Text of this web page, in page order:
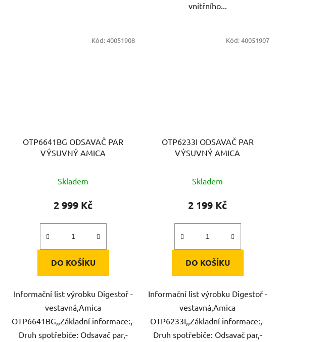
vnitřního...
OTP6641BG ODSAVAČ PAR
VÝSUVNÝ AMICA
Skladem
2 999 Kč
DO KOŠÍKU
Informační list výrobku Digestoř -
vestavná,Amica
OTP6641BG,,Základní informace:,-
Druh spotřebiče: Odsavač par,-
Kód:40051908
OTP6233I ODSAVAČ PAR
VÝSUVNÝ AMICA
Skladem
2 199 Kč
DO KOŠÍKU
Informační list výrobku Digestoř -
vestavná,Amica
OTP6233I,,Základní informace:,-
Druh spotřebiče: Odsavač par,-
Kód:40051907